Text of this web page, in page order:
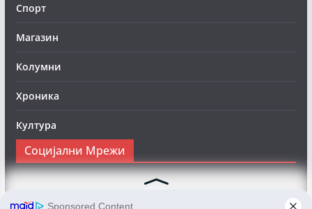
Спорт
Магазин
Колумни
Хроника
Култура
Социјални Мрежи